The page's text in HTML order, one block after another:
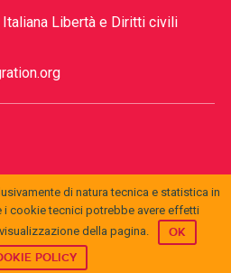
Libertà e Diritti civili
di natura tecnica e statistica in
i cookie tecnici potrebbe avere effetti
della pagina.
OK
POLICY